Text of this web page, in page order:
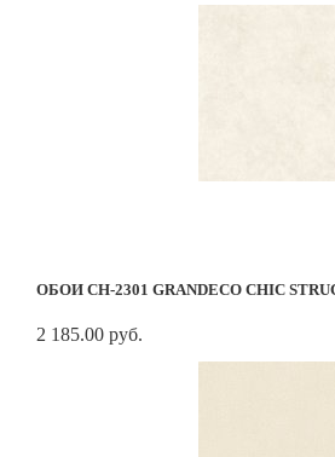
ОБОИ CH-2301 GRANDECO CHIC
2 185.00 руб.